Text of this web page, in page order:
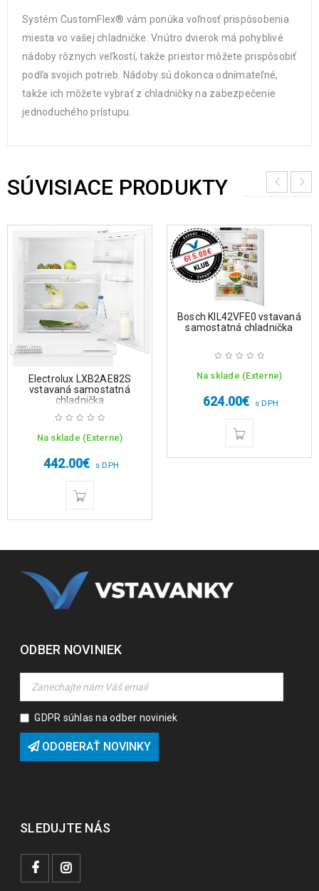
Systém CustomFlex® vám ponúka voľnosť prispôsobenia
miesta vo vašej chladničke. Vnútro dvierok má pohyblivé
nádoby rôznych veľkostí, takže priestor môžete prispôsobiť
podľa svojich potrieb. Nádoby sú dokonca odnímateľné,
takže ich môžete vybrať z chladničky na zabezpečenie
jednoduchého prístupu.
SÚVISIACE PRODUKTY
Electrolux LXB2AE82S
vstavaná samostatná
chladnička
Na sklade (Externe)
442.00€ s DPH
615.00€
Bosch KIL42VFE0 vstavaná
samostatná chladnička
Na sklade (Externe)
624.00€ s DPH
ODBER NOVINIEK
GDPR súhlas na odber noviniek
ODOBERAŤ NOVINKY
SLEDUJTE NÁS